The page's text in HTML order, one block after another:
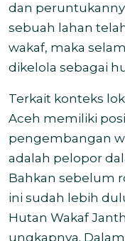
dan
sebuah lahan
wakaf, maka
dikelola sebagai
Terkait konteks
Aceh memiliki
pengembangan
adalah pelopor
Bahkan sebelum
ini sudah lebih
Hutan Wakaf
ungkapnya.